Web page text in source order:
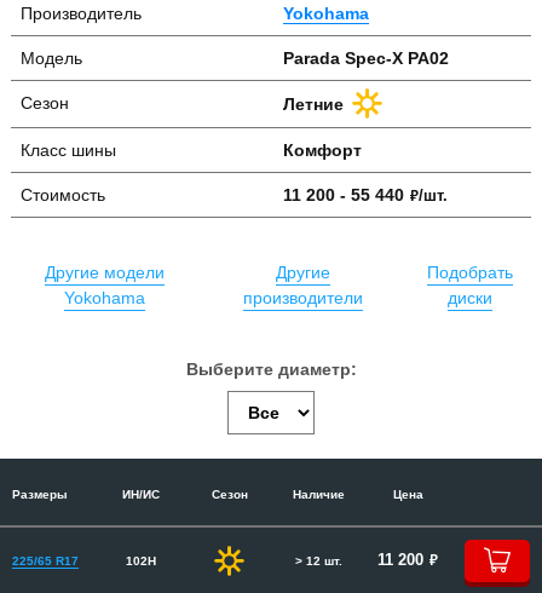
Производитель Yokohama
Модель Parada Spec-X PA02
Сезон Летние
Класс шины Комфорт
Стоимость 11 200 - 55 440 руб./шт.
Другие модели
Yokohama
Другие
производители
Подобрать
диски
Размеры ИН/ИС Сезон Наличие Цена
225/65 R17 102H > 12 шт. 11 200 руб.